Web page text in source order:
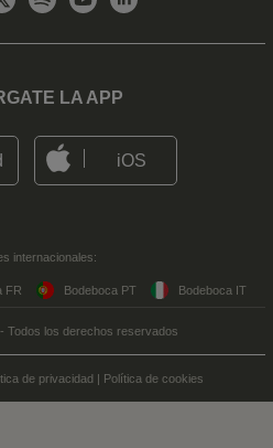
LA APP
iOS
internacionales:
FR Bodeboca PT Bodeboca IT
Todos los derechos reservados
de privacidad | Política de cookies